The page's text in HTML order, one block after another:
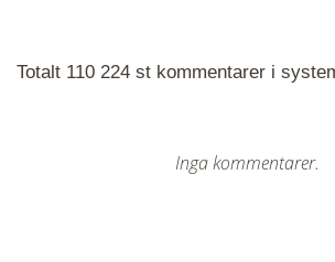
Totalt 110 224 st kommentarer i
Inga kommentarer.